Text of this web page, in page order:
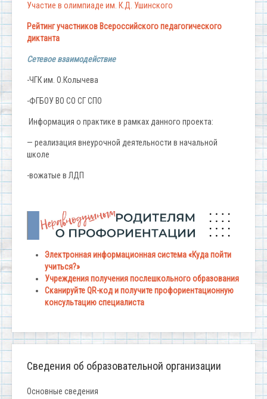
Участие в олимпиаде им. К.Д. Ушинского
Рейтинг участников Всероссийского педагогического
диктанта
Сетевое взаимодействие
-ЧГК им. О.Колычева
-ФГБОУ ВО СО СГ СПО
Информация о практике в рамках данного проекта:
— реализация внеурочной деятельности в начальной
школе
-вожатые в ЛДП
Электронная информационная система «Куда пойти
учиться?»
Учреждения получения послешкольного образования
Сканируйте QR-код и получите профориентационную
консультацию специалиста
Сведения об образовательной организации
Основные сведения